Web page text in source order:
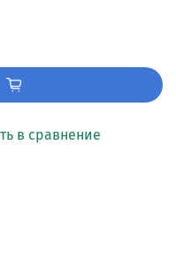
в сравнение